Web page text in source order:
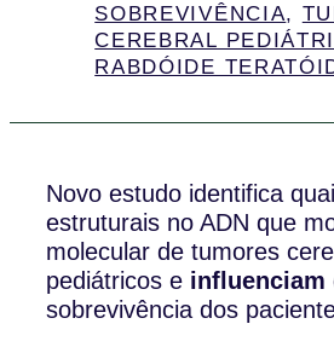
SOBREVIVÊNCIA,
CEREBRAL
RABDÓIDE
Novo estudo identifica
estruturais no ADN que
molecular de tumores
pediátricos e influenciam
sobrevivência dos